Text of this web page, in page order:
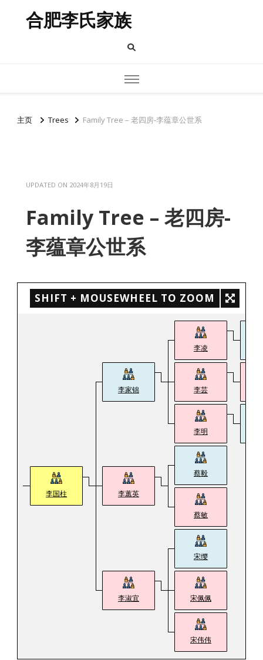
合肥李氏家族
主页 Trees Family Tree – 老四房-李蕴章公世系
UPDATED ON 2024年8月19日
Family Tree – 老四房-
李蕴章公世系
SHIFT + MOUSEWHEEL TO ZOOM
李国柱
李家锦
李凌
李芸
李明
李蕙英
蔡毅
蔡敏
李淑宜
宋缨
宋佩佩
宋伟伟